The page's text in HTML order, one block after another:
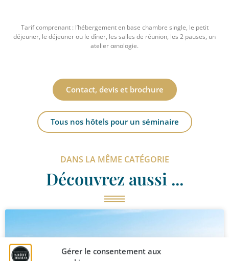
Gérer le consentement aux
Tarif comprenant : l’hébergement en base chambre single, le petit
déjeuner, le déjeuner ou le dîner, les salles de réunion, les 2 pauses, un
atelier œnologie.
Contact, devis et brochure
Tous nos hôtels pour un séminaire
DANS LA MÊME CATÉGORIE
Découvrez aussi ...